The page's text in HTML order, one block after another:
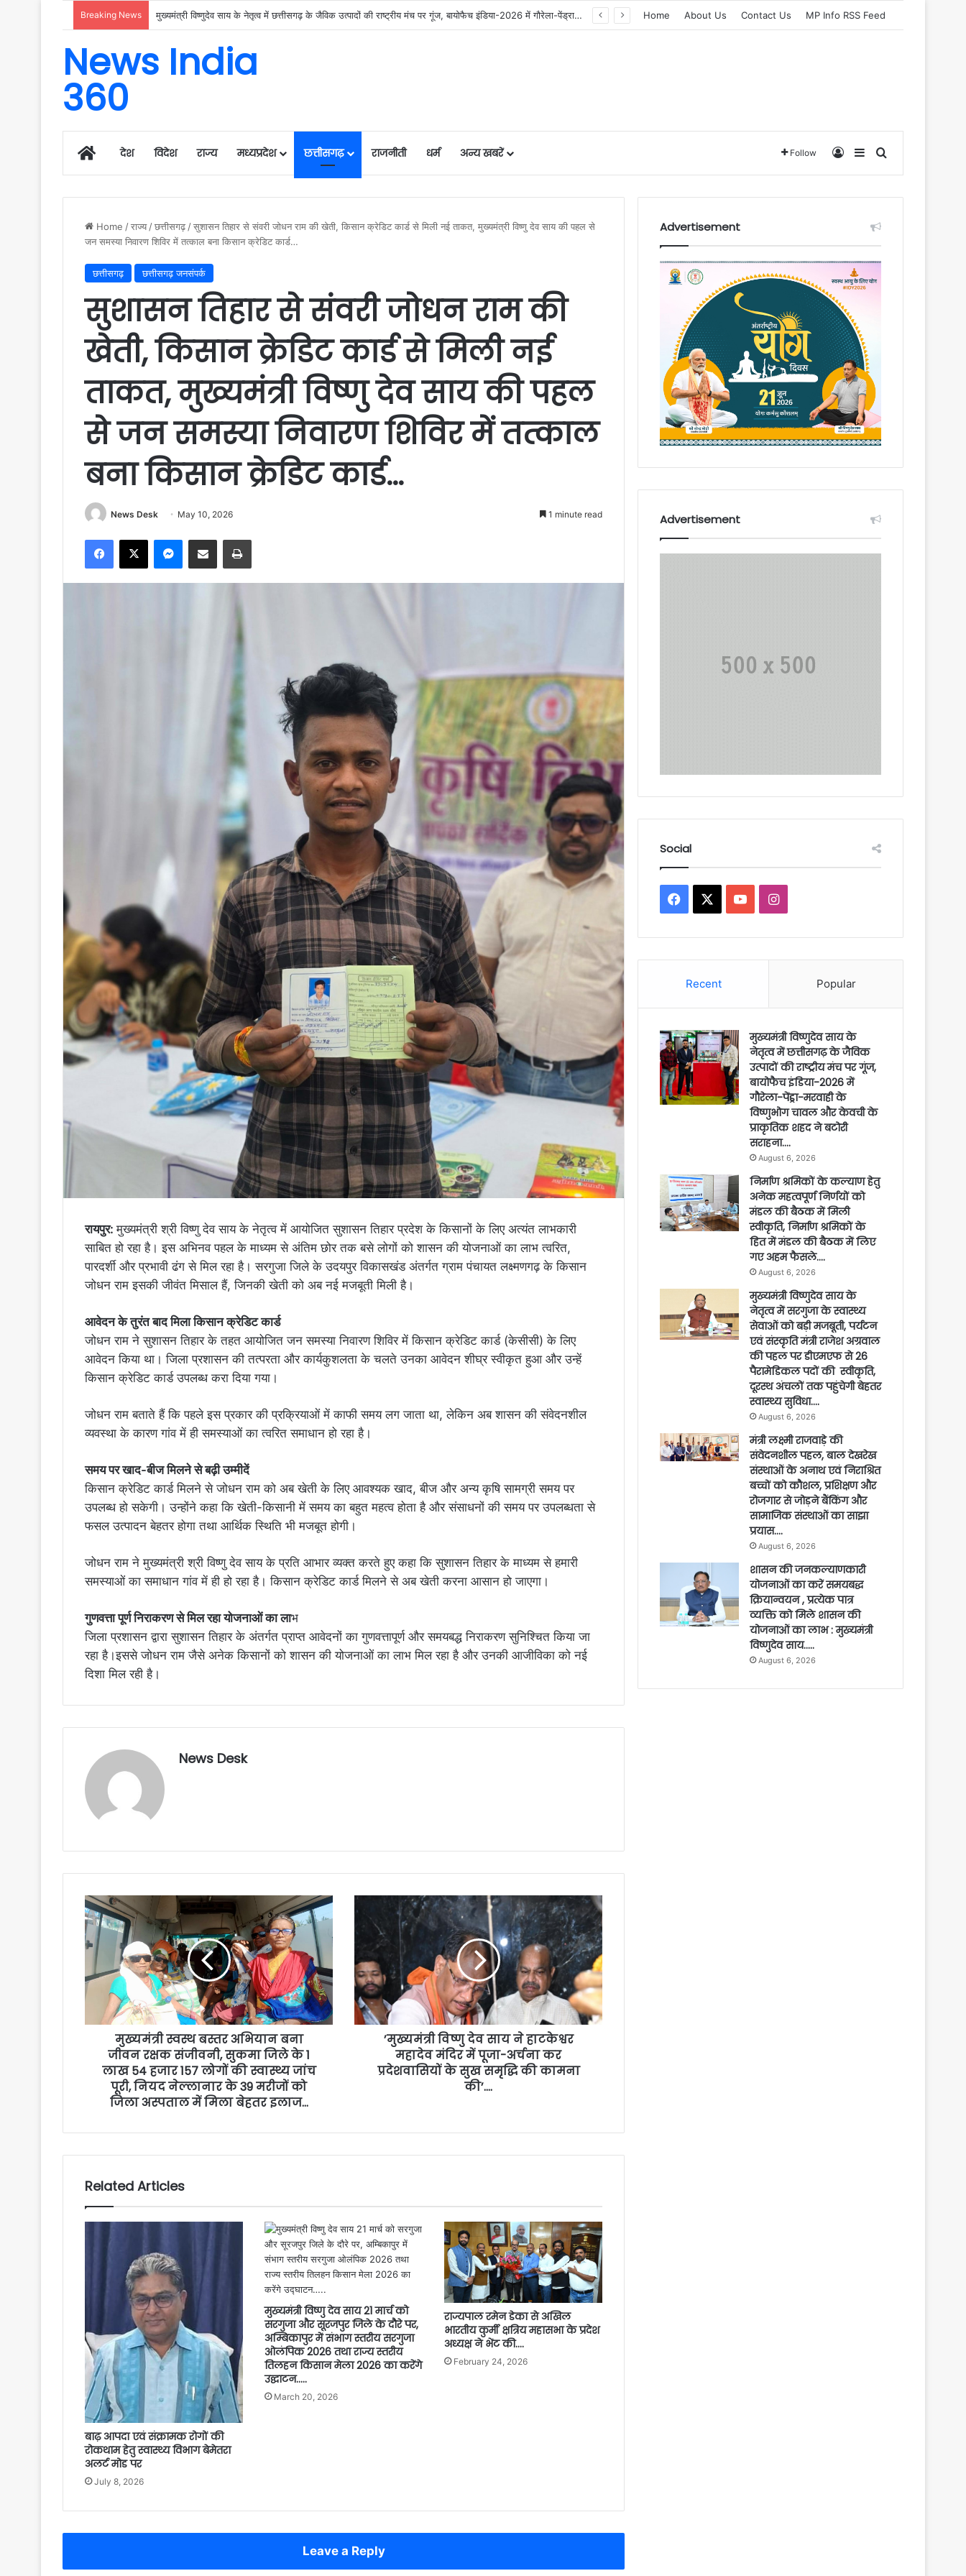
Breaking News निर्माण श्रमिकों के कल्याण हेतु अनेक महत्वपूर्ण निर्णयों को मंडल की बैठक में मिली स्वीकृति, निर्माण श्रमिकों के हित में मंडल की बैठक में लिए गए अहम फैसले…. Home About Us Contact Us MP Info RSS Feed
News India
360
Homeदेश विदेश राज्य मध्यप्रदेश छत्तीसगढ़ राजनीती धर्म अन्य खबरें Follow Log InSidebarSearch for
Home /राज्य /छत्तीसगढ़ /सुशासन तिहार से संवरी जोधन राम की खेती, किसान क्रेडिट कार्ड से मिली नई ताकत, मुख्यमंत्री विष्णु देव साय की पहल से
जन समस्या निवारण शिविर में तत्काल बना किसान क्रेडिट कार्ड…
छत्तीसगढ़ छत्तीसगढ़ जनसंपर्क
सुशासन तिहार से संवरी जोधन राम की
खेती, किसान क्रेडिट कार्ड से मिली नई
ताकत, मुख्यमंत्री विष्णु देव साय की पहल
से जन समस्या निवारण शिविर में तत्काल
बना किसान क्रेडिट कार्ड…
News Desk May 10, 2026 1 minute read
Facebook
X Messenger
Share via Email Print
रायपुर:मुख्यमंत्री श्री विष्णु देव साय के नेतृत्व में आयोजित सुशासन तिहार प्रदेश के किसानों के लिए अत्यंत लाभकारी
साबित हो रहा है। इस अभिनव पहल के माध्यम से अंतिम छोर तक बसे लोगों को शासन की योजनाओं का लाभ त्वरित,
पारदर्शी और प्रभावी ढंग से मिल रहा है। सरगुजा जिले के उदयपुर विकासखंड अंतर्गत ग्राम पंचायत लक्ष्मणगढ़ के किसान
जोधन राम इसकी जीवंत मिसाल हैं, जिनकी खेती को अब नई मजबूती मिली है।
आवेदन के तुरंत बाद मिला किसान क्रेडिट कार्ड
जोधन राम ने सुशासन तिहार के तहत आयोजित जन समस्या निवारण शिविर में किसान क्रेडिट कार्ड (केसीसी) के लिए
आवेदन किया था। जिला प्रशासन की तत्परता और कार्यकुशलता के चलते उनका आवेदन शीघ्र स्वीकृत हुआ और उन्हें
किसान क्रेडिट कार्ड उपलब्ध करा दिया गया।
जोधन राम बताते हैं कि पहले इस प्रकार की प्रक्रियाओं में काफी समय लग जाता था, लेकिन अब शासन की संवेदनशील
व्यवस्था के कारण गांव में ही समस्याओं का त्वरित समाधान हो रहा है।
समय पर खाद-बीज मिलने से बढ़ी उम्मीदें
किसान क्रेडिट कार्ड मिलने से जोधन राम को अब खेती के लिए आवश्यक खाद, बीज और अन्य कृषि सामग्री समय पर
उपलब्ध हो सकेगी। उन्होंने कहा कि खेती-किसानी में समय का बहुत महत्व होता है और संसाधनों की समय पर उपलब्धता से
फसल उत्पादन बेहतर होगा तथा आर्थिक स्थिति भी मजबूत होगी।
जोधन राम ने मुख्यमंत्री श्री विष्णु देव साय के प्रति आभार व्यक्त करते हुए कहा कि सुशासन तिहार के माध्यम से हमारी
समस्याओं का समाधान गांव में ही हो रहा है। किसान क्रेडिट कार्ड मिलने से अब खेती करना आसान हो जाएगा।
गुणवत्ता पूर्ण निराकरण से मिल रहा योजनाओं का लाभ
जिला प्रशासन द्वारा सुशासन तिहार के अंतर्गत प्राप्त आवेदनों का गुणवत्तापूर्ण और समयबद्ध निराकरण सुनिश्चित किया जा
रहा है।इससे जोधन राम जैसे अनेक किसानों को शासन की योजनाओं का लाभ मिल रहा है और उनकी आजीविका को नई
दिशा मिल रही है।
News Desk
मुख्यमंत्री स्वस्थ बस्तर अभियान बना
जीवन रक्षक संजीवनी, सुकमा जिले के 1
लाख 54 हजार 157 लोगों की स्वास्थ्य जांच
पूरी, नियद नेल्लानार के 39 मरीजों को
जिला अस्पताल में मिला बेहतर इलाज…
’मुख्यमंत्री विष्णु देव साय ने हाटकेश्वर
महादेव मंदिर में पूजा-अर्चना कर
प्रदेशवासियों के सुख समृद्धि की कामना
की’….
Related Articles
बाढ़ आपदा एवं संक्रामक रोगों की
रोकथाम हेतु स्वास्थ्य विभाग बेमेतरा
अलर्ट मोड पर
July 8, 2026
मुख्यमंत्री विष्णु देव साय 21 मार्च को
सरगुजा और सूरजपुर जिले के दौरे पर,
अम्बिकापुर में संभाग स्तरीय सरगुजा
ओलंपिक 2026 तथा राज्य स्तरीय
तिलहन किसान मेला 2026 का करेंगे
उद्घाटन…..
March 20, 2026
राज्यपाल रमेन डेका से अखिल
भारतीय कुर्मी क्षत्रिय महासभा के प्रदेश
अध्यक्ष ने भेंट की….
February 24, 2026
Leave a Reply
Advertisement
Advertisement
Social
Facebook YouTubeInstagram
Recent Popular
मुख्यमंत्री विष्णुदेव साय के
नेतृत्व में छत्तीसगढ़ के जैविक
उत्पादों की राष्ट्रीय मंच पर गूंज,
बायोफैच इंडिया-2026 में
गौरेला-पेंड्रा-मरवाही के
विष्णुभोग चावल और केवची के
प्राकृतिक शहद ने बटोरी
सराहना….
August 6, 2026
निर्माण श्रमिकों के कल्याण हेतु
अनेक महत्वपूर्ण निर्णयों को
मंडल की बैठक में मिली
स्वीकृति, निर्माण श्रमिकों के
हित में मंडल की बैठक में लिए
गए अहम फैसले….
August 6, 2026
मुख्यमंत्री विष्णुदेव साय के
नेतृत्व में सरगुजा के स्वास्थ्य
सेवाओं को बड़ी मजबूती, पर्यटन
एवं संस्कृति मंत्री राजेश अग्रवाल
की पहल पर डीएमएफ से 26
पैरामेडिकल पदों की स्वीकृति,
दूरस्थ अंचलों तक पहुंचेगी बेहतर
स्वास्थ्य सुविधा….
August 6, 2026
मंत्री लक्ष्मी राजवाड़े की
संवेदनशील पहल, बाल देखरेख
संस्थाओं के अनाथ एवं निराश्रित
बच्चों को कौशल, प्रशिक्षण और
रोजगार से जोड़ने बैंकिंग और
सामाजिक संस्थाओं का साझा
प्रयास….
August 6, 2026
शासन की जनकल्याणकारी
योजनाओं का करें समयबद्ध
क्रियान्वयन , प्रत्येक पात्र
व्यक्ति को मिले शासन की
योजनाओं का लाभ : मुख्यमंत्री
विष्णुदेव साय…..
August 6, 2026